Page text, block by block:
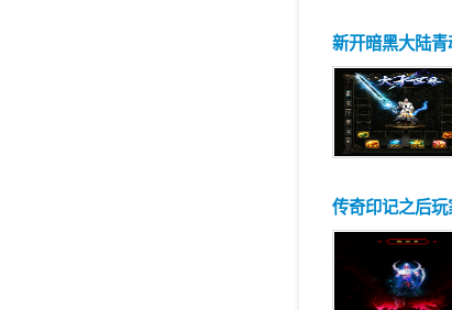
新开暗黑大陆
传奇印记之后